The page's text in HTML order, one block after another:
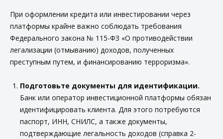
При оформлении кредита или инвестировании через
платформы крайне важно соблюдать требования
Федерального закона № 115-ФЗ «О противодействии
легализации (отмыванию) доходов, полученных
преступным путем, и финансированию терроризма».
Подготовьте документы для идентификации.
Банк или оператор инвестиционной платформы обязан
идентифицировать клиента. Для этого потребуются
паспорт, ИНН, СНИЛС, а также документы,
подтверждающие легальность доходов (справка 2-